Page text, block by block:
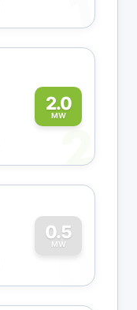
2.0
MW
2
0.5
MW
0